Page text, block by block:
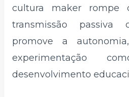
cultura maker rompe
transmissão
promove a
experimentação
desenvolvimento